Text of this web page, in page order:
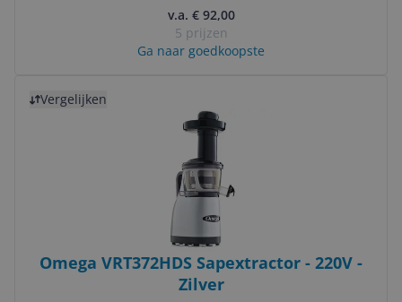
v.a. € 92,00
5 prijzen
Ga naar goedkoopste
Vergelijken
Omega VRT372HDS Sapextractor - 220V -
Zilver